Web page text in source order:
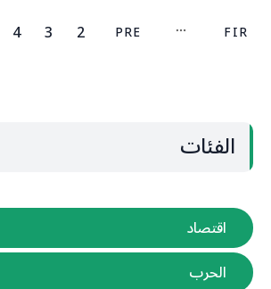
FIR
PRE
2
3
4
الفئات
اقتصاد
الحرب